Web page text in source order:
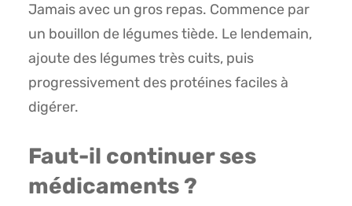
Jamais avec un gros repas. Commence par
un bouillon de légumes tiède. Le lendemain,
ajoute des légumes très cuits, puis
progressivement des protéines faciles à
digérer.
Faut-il continuer ses
médicaments ?